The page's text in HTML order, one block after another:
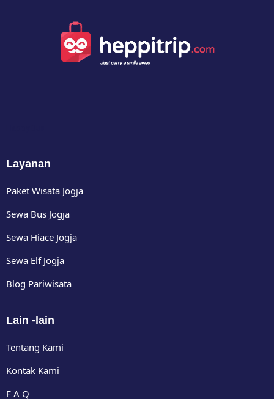
Layanan
Paket Wisata Jogja
Sewa Bus Jogja
Sewa Hiace Jogja
Sewa Elf Jogja
Blog Pariwisata
Lain -lain
Tentang Kami
Kontak Kami
F A Q